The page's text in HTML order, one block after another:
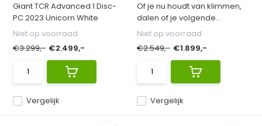
Giant TCR Advanced 1 Disc-
PC 2023 Unicorn White
Vergelijk
Niet op voorraad
€3.299,- €2.499,-
Of je nu houdt van klimmen,
dalen of je volgende...
Vergelijk
Niet op voorraad
€2.549,- €1.899,-